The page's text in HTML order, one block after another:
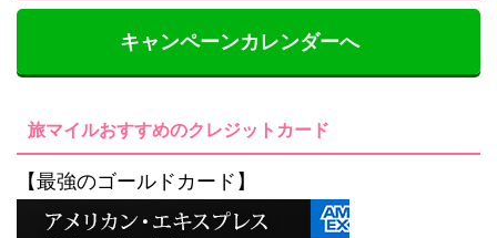
キャンペーンカレンダーへ
旅マイルおすすめのクレジットカード
【最強のゴールドカード】